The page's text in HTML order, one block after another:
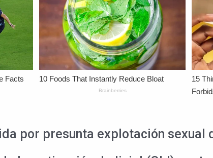
por presunta explotación sexual